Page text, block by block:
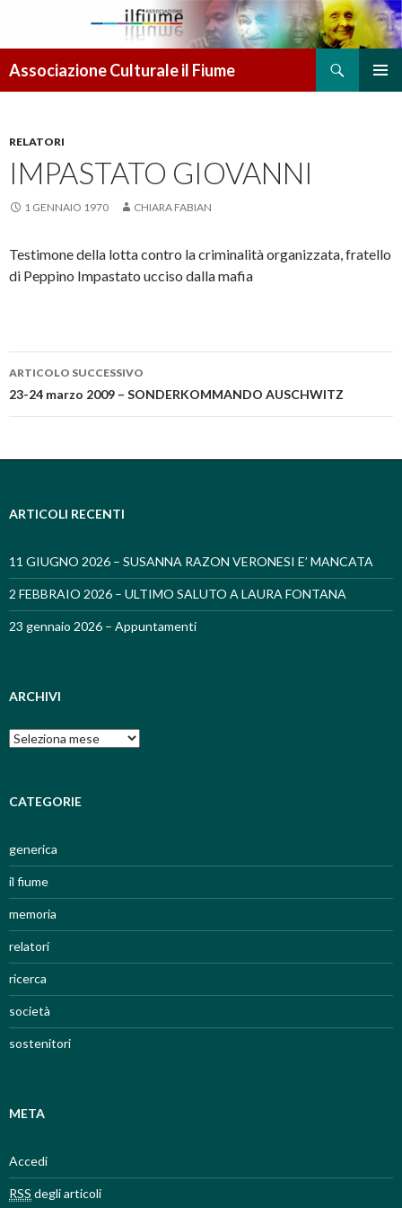
Associazione Culturale il Fiume
RELATORI
IMPASTATO GIOVANNI
1 GENNAIO 1970 CHIARA FABIAN
Testimone della lotta contro la criminalità organizzata, fratello
di Peppino Impastato ucciso dalla mafia
Navigazione articolo
ARTICOLO SUCCESSIVO
23-24 marzo 2009 – SONDERKOMMANDO AUSCHWITZ
ARTICOLI RECENTI
11 GIUGNO 2026 – SUSANNA RAZON VERONESI E’ MANCATA
2 FEBBRAIO 2026 – ULTIMO SALUTO A LAURA FONTANA
23 gennaio 2026 – Appuntamenti
ARCHIVI
Archivi
CATEGORIE
generica
il fiume
memoria
relatori
ricerca
società
sostenitori
META
Accedi
RSS degli articoli